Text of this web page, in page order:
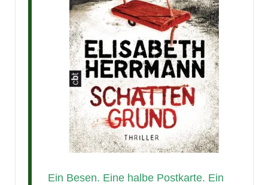
Ein Besen. Eine halbe Postkarte. Ein